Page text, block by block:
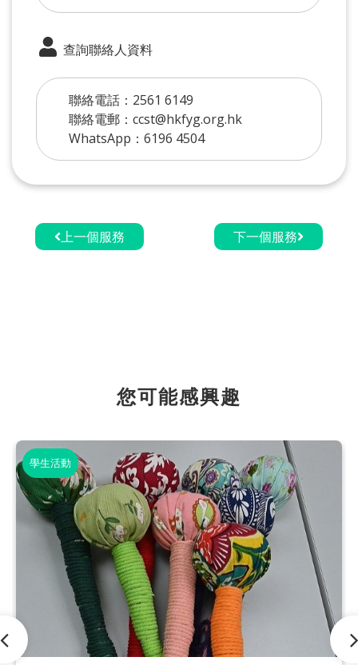
查詢聯絡人資料
聯絡電話：2561 6149
聯絡電郵：ccst@hkfyg.org.hk
WhatsApp：6196 4504
上一個服務 下一個服務
您可能感興趣
學生活動